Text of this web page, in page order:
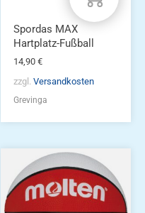
Spordas MAX
Hartplatz-Fußball
14,90 €
zzgl. Versandkosten
Grevinga